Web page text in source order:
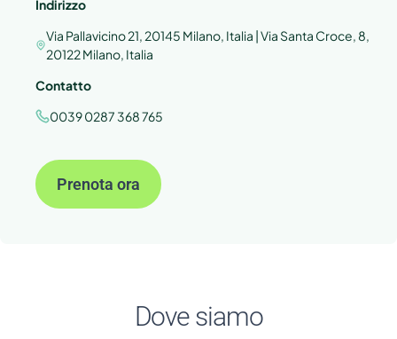
Indirizzo
Via Pallavicino 21, 20145 Milano, Italia | Via Santa Croce, 8,
20122 Milano, Italia
Contatto
0039 0287 368 765
Prenota ora
Dove siamo